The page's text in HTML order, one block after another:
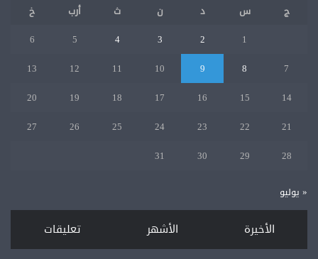
إجراءات
مليون
وجاتك
من
سموه
وآخرها..؟
ج
س د ن ث أرب
خ
1
2
3
4
5
6
7
8
9
10
11
12
13
14
15
16
17
18
19
20
21
22
23
24
25
26
27
28
29
30
31
« يوليو
الأخيرة الأشهر تعليقات